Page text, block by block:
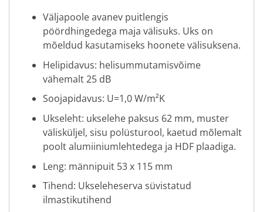
Väljapoole avanev puitlengis
pöördhingedega maja välisuks. Uks on
mõeldud kasutamiseks hoonete välisuksena.
Helipidavus: helisummutamisvõime
vähemalt 25 dB
Soojapidavus: U=1,0 W/m²K
Ukseleht: ukselehe paksus 62 mm, muster
välisküljel, sisu polüsturool, kaetud mõlemalt
poolt alumiiniumlehtedega ja HDF plaadiga.
Leng: männipuit 53 x 115 mm
Tihend: Ukseleheserva süvistatud
ilmastikutihend